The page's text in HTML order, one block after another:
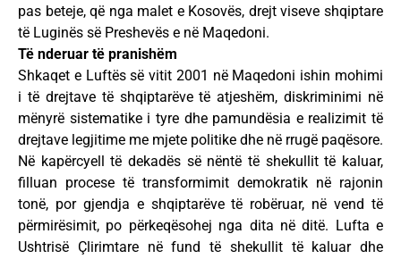
pas beteje, që nga malet e Kosovës, drejt viseve shqiptare
të Luginës së Preshevës e në Maqedoni.
Të nderuar të pranishëm
Shkaqet e Luftës së vitit 2001 në Maqedoni ishin mohimi
i të drejtave të shqiptarëve të atjeshëm, diskriminimi në
mënyrë sistematike i tyre dhe pamundësia e realizimit të
drejtave legjitime me mjete politike dhe në rrugë paqësore.
Në kapërcyell të dekadës së nëntë të shekullit të kaluar,
filluan procese të transformimit demokratik në rajonin
tonë, por gjendja e shqiptarëve të robëruar, në vend të
përmirësimit, po përkeqësohej nga dita në ditë. Lufta e
Ushtrisë Çlirimtare në fund të shekullit të kaluar dhe